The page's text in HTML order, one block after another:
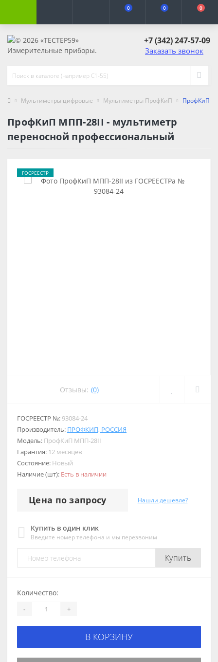
0 0 0
+7 (342) 247-57-09
Заказать звонок
Мультиметры цифровые Мультиметры ПрофКиП ПрофКиП
ПрофКиП МПП-28II - мультиметр
переносной профессиональный
ГОСРЕЕСТР
Отзывы: (0)
ГОСРЕЕСТР №: 93084-24
Производитель: ПРОФКИП, РОССИЯ
Модель: ПрофКиП МПП-28II
Гарантия: 12 месяцев
Состояние: Новый
Наличие (шт): Есть в наличии
Цена по запросу Нашли дешевле?
Купить в один клик
Введите номер телефона и мы перезвоним
Купить
Количество:
- +
В КОРЗИНУ